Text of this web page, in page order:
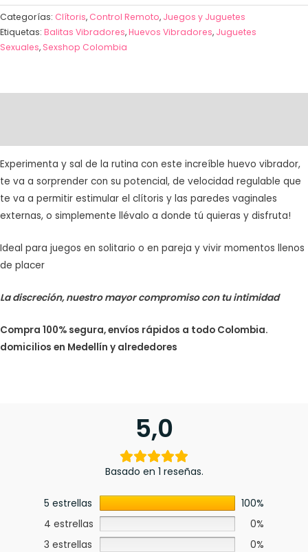
Categorías: Clítoris, Control Remoto, Juegos y Juguetes
Etiquetas: Balitas Vibradores,Huevos Vibradores, Juguetes
Sexuales, Sexshop Colombia
Experimenta y sal de la rutina con este increíble huevo vibrador,
te va a sorprender con su potencial, de velocidad regulable que
te va a permitir estimular el clítoris y las paredes vaginales
externas, o simplemente llévalo a donde tú quieras y disfruta!
Ideal para juegos en solitario o en pareja y vivir momentos llenos
de placer
La discreción, nuestro mayor compromiso con tu intimidad
Compra 100% segura, envíos rápidos a todo Colombia.
domicilios en Medellín y alrededores
5,0
Basado en 1 reseñas.
5 estrellas
100%
4 estrellas
0%
3 estrellas
0%